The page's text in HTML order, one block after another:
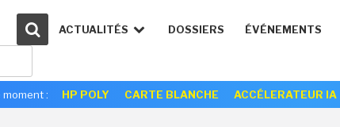
ACTUALITÉS DOSSIERS ÉVÉNEMENTS
moment : HP POLY CARTE BLANCHE ACCÉLERATEUR IA